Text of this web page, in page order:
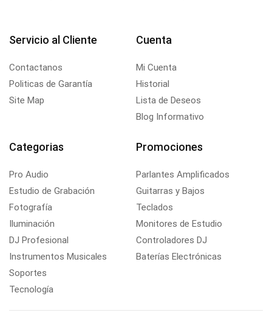
Servicio al Cliente
Contactanos
Politicas de Garantía
Site Map
Cuenta
Mi Cuenta
Historial
Lista de Deseos
Blog Informativo
Categorias
Pro Audio
Estudio de Grabación
Fotografía
Iluminación
DJ Profesional
Instrumentos Musicales
Soportes
Tecnología
Promociones
Parlantes Amplificados
Guitarras y Bajos
Teclados
Monitores de Estudio
Controladores DJ
Baterías Electrónicas